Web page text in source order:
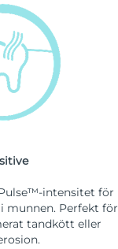
intensitet för
munnen. Perfekt för
tandkött eller